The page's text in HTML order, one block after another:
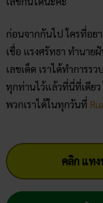
คลิก แทง
คลิก